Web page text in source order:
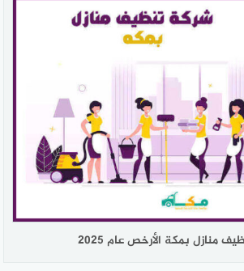
منازل بمكة الأرخص عام 2025